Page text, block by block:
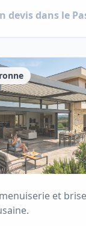
devis dans le
et